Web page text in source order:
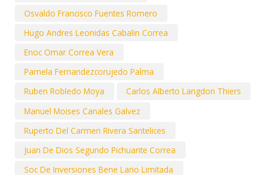
Osvaldo Francisco Fuentes Romero
Hugo Andres Leonidas Cabalin Correa
Enoc Omar Correa Vera
Pamela Fernandezcorujedo Palma
Ruben Robledo Moya
Carlos Alberto Langdon Thiers
Manuel Moises Canales Galvez
Ruperto Del Carmen Rivera Santelices
Juan De Dios Segundo Pichuante Correa
Soc De Inversiones Bene Lario Limitada